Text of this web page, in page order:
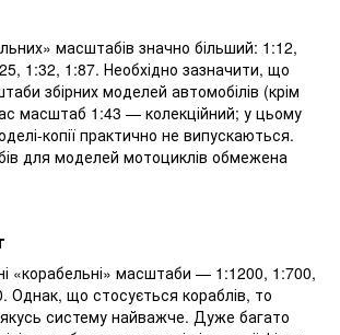
масштабів значно більший: 1:12,
1:32, 1:87. Необхідно зазначити, що
збірних моделей автомобілів (крім
масштаб 1:43 — колекційний; у цьому
копії практично не випускаються.
для моделей мотоциклів обмежена
«корабельні» масштаби — 1:1200, 1:700,
Однак, що стосується кораблів, то
систему найважче. Дуже багато